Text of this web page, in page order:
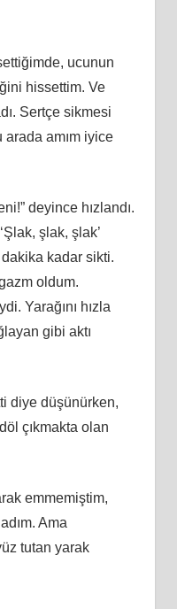
ucunun
hissettim. Ve
Sertçe sikmesi
amım iyice
deyince hızlandı.
şlak, şlak’
dakika kadar sikti.
oldum.
Yarağını hızla
gibi aktı
diye düşünürken,
çıkmakta olan
emmemiştim,
Ama
tutan yarak